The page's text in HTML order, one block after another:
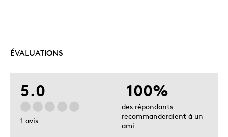
ÉVALUATIONS
5.0
1 avis
100%
des répondants
recommanderaient à un
ami